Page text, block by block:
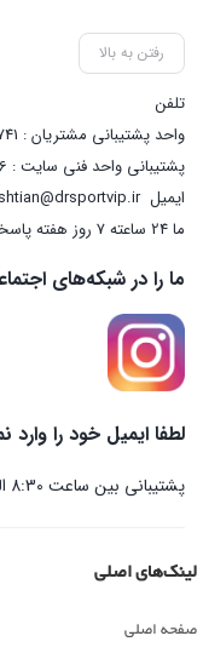
رفتن به بالا
تلفن
پشتیبانی واحد فنی سایت : 09058048656
ایمیل
ما 24 ساعته 7 روز هفته پاسخگوی شما هستیم.
ما را در شبکه‌های
لطفا ایمیل خود را وارد
پشتیبانی بین ساعت 8:30 الی 16
لینک‌های اصلی
صفحه اصلی